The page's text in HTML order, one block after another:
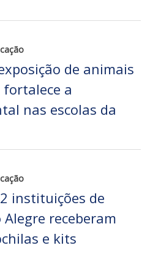
de animais
a
nas escolas da
instituições de
receberam
e kits